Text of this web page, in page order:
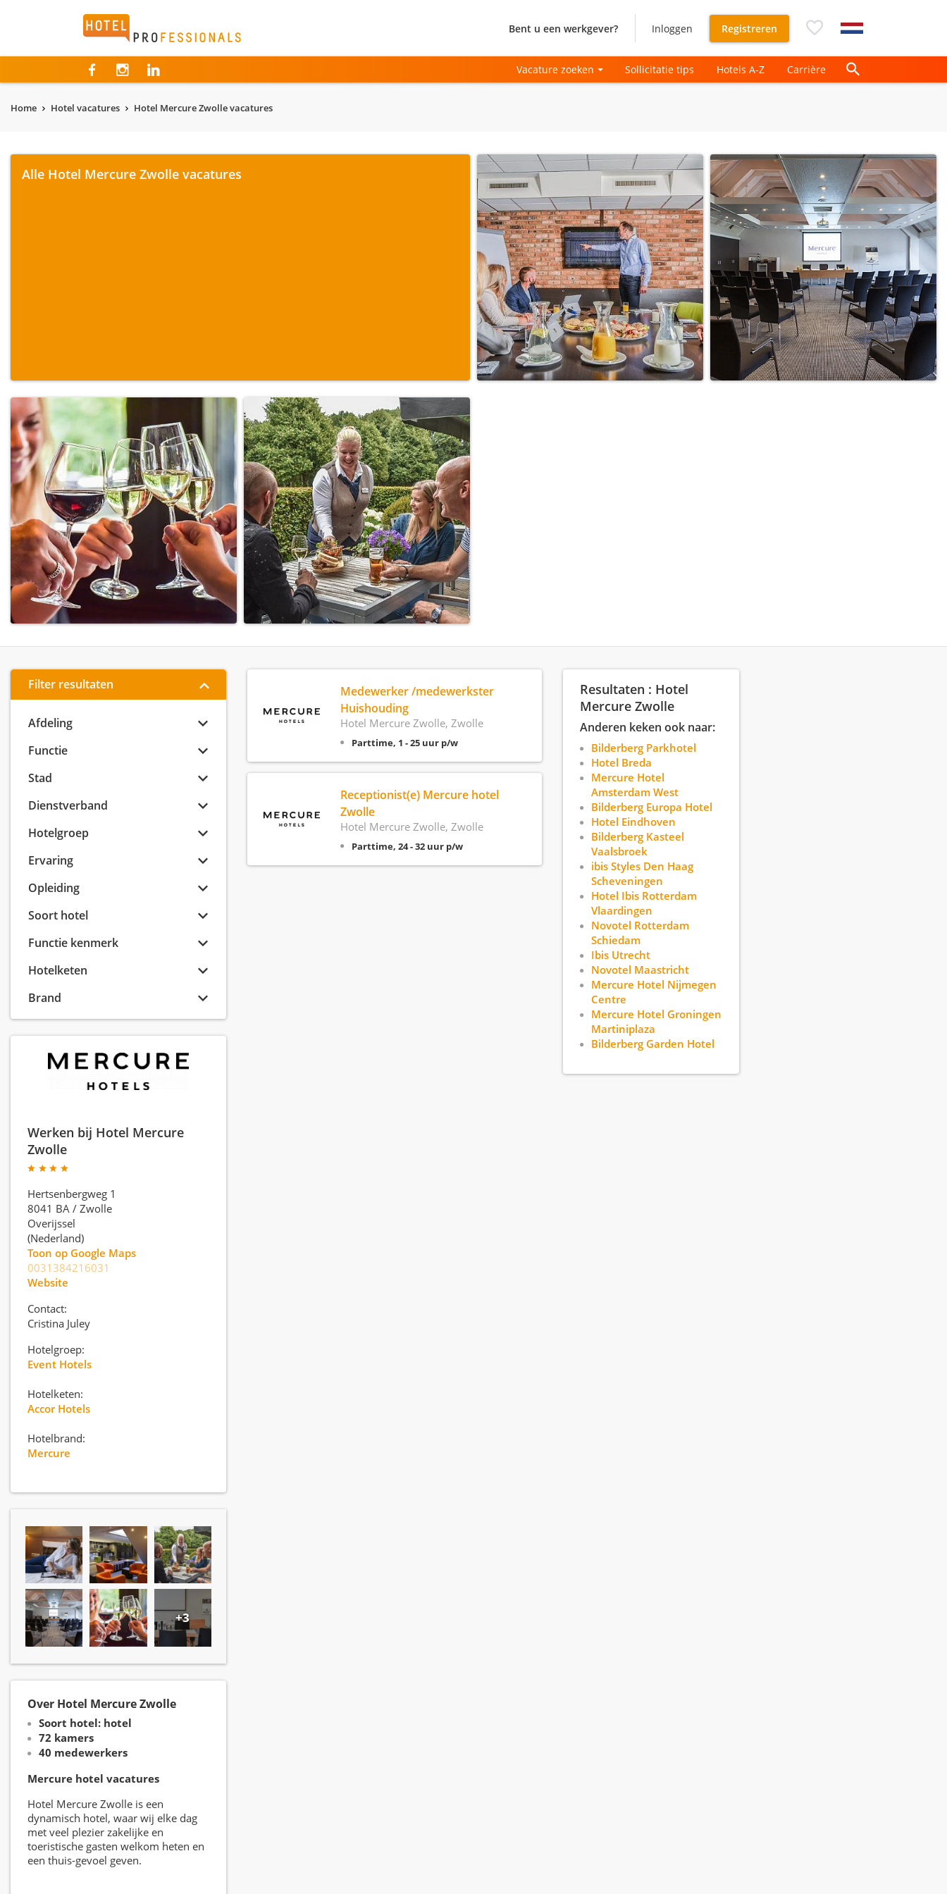
Hotelprofessionals Bent u een werkgever? Inloggen Registreren
Vacature zoeken Sollicitatie tips Hotels A-Z Carrière
Home Hotel vacatures Hotel Mercure Zwolle vacatures
Alle Hotel Mercure Zwolle vacatures
Filter resultaten
Afdeling
Functie
Stad
Dienstverband
Hotelgroep
Ervaring
Opleiding
Soort hotel
Functie kenmerk
Hotelketen
Brand
Werken bij Hotel Mercure
Zwolle
Hertsenbergweg 1
8041 BA / Zwolle
Overijssel
(Nederland)
Toon op Google Maps
0031384216031
Website
Contact:
Cristina Juley
Hotelgroep:
Event Hotels
Hotelketen:
Accor Hotels
Hotelbrand:
Mercure
+3
Over Hotel Mercure Zwolle
Soort hotel: hotel
72 kamers
40 medewerkers
Mercure hotel vacatures
Hotel Mercure Zwolle is een
dynamisch hotel, waar wij elke dag
met veel plezier zakelijke en
toeristische gasten welkom heten en
een thuis-gevoel geven.
Medewerker /medewerkster
Huishouding
Hotel Mercure Zwolle, Zwolle
Parttime, 1 - 25 uur p/w
Receptionist(e) Mercure hotel
Zwolle
Hotel Mercure Zwolle, Zwolle
Parttime, 24 - 32 uur p/w
Resultaten : Hotel
Mercure Zwolle
Anderen keken ook naar:
Bilderberg Parkhotel
Hotel Breda
Mercure Hotel
Amsterdam West
Bilderberg Europa Hotel
Hotel Eindhoven
Bilderberg Kasteel
Vaalsbroek
ibis Styles Den Haag
Scheveningen
Hotel Ibis Rotterdam
Vlaardingen
Novotel Rotterdam
Schiedam
Ibis Utrecht
Novotel Maastricht
Mercure Hotel Nijmegen
Centre
Mercure Hotel Groningen
Martiniplaza
Bilderberg Garden Hotel